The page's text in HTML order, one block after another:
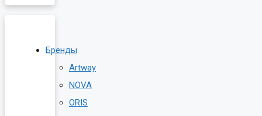
Бренды
Artway
NOVA
ORIS